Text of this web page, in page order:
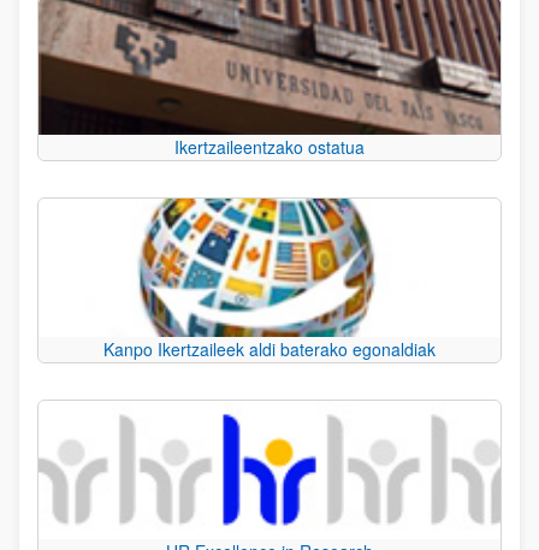
Ikertzaileentzako ostatua
Kanpo Ikertzaileek aldi baterako egonaldiak